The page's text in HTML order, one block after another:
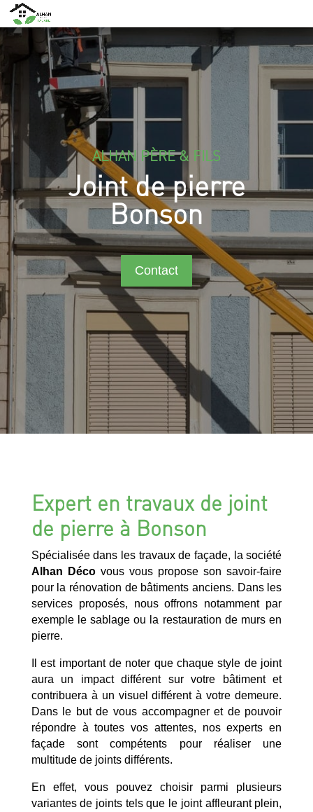
ALHAN PÈRE & FILS
Joint de pierre
Bonson
Contact
Expert en travaux de joint
de pierre à Bonson
Spécialisée dans les travaux de façade, la société
Alhan Décovous vous propose son savoir-faire
pour la rénovation de bâtiments anciens. Dans les
services proposés, nous offrons notamment par
exemple le sablage ou la restauration de murs en
pierre.
Il est important de noter que chaque style de joint
aura un impact différent sur votre bâtiment et
contribuera à un visuel différent à votre demeure.
Dans le but de vous accompagner et de pouvoir
répondre à toutes vos attentes, nos experts en
façade sont compétents pour réaliser une
multitude de joints différents.
En effet, vous pouvez choisir parmi plusieurs
variantes de joints tels que le joint affleurant plein,